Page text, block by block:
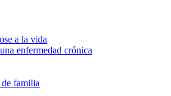
a la vida
enfermedad crónica
de familia